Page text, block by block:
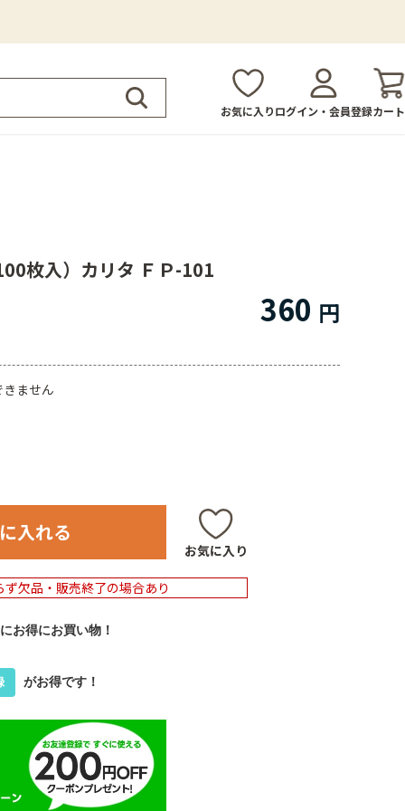
お気に入りログイン・会員登録カート
枚入）カリタ ＦＰ-101
360
ません
入れる
お気に入り
欠品・販売終了の場合あり
お得にお買い物！
がお得です！